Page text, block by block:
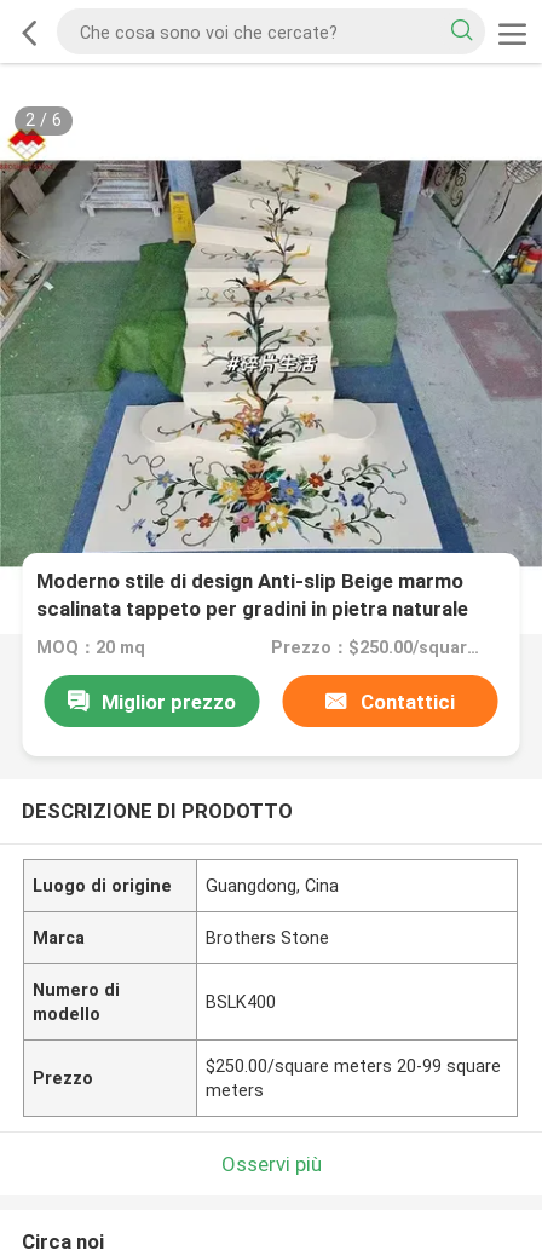
2/ 6
Moderno stile di design Anti-slip Beige marmo
scalinata tappeto per gradini in pietra naturale
MOQ：20 mq Prezzo：$250.00/square meters 20-99 square meters
Miglior prezzo Contattici
DESCRIZIONE DI PRODOTTO
Luogo di origine Guangdong, Cina
Marca Brothers Stone
Numero di
modello
BSLK400
Prezzo
$250.00/square meters 20-99 square
meters
Osservi più
Circa noi